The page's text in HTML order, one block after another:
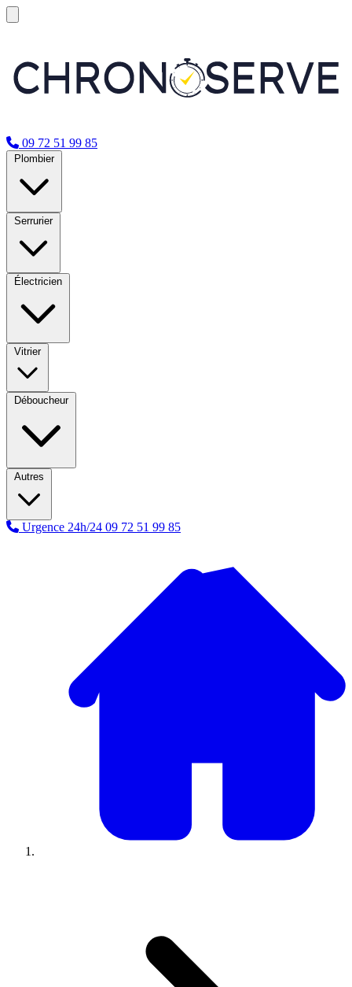
09 72 51 99 85
Plombier
Serrurier
Électricien
Vitrier
Déboucheur
Autres
Urgence 24h/24 09 72 51 99 85